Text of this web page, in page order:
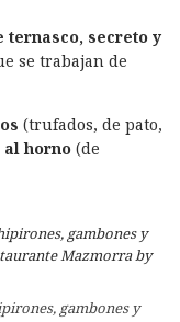
ternasco, secreto y
se trabajan de
(trufados, de pato,
al horno (de
gambones y